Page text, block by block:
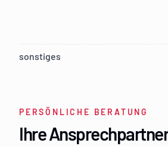
sonstiges
PERSÖNLICHE BERATUNG
Ihre